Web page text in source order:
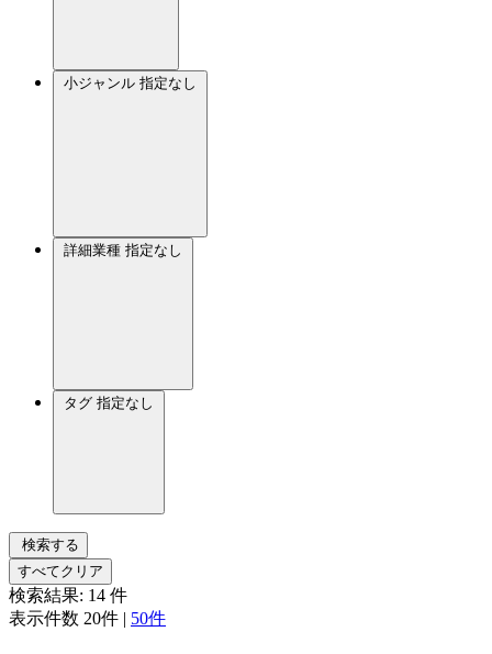
小ジャンル 指定なし
詳細業種 指定なし
タグ 指定なし
検索する
すべてクリア
検索結果: 14 件
表示件数 20件 | 50件